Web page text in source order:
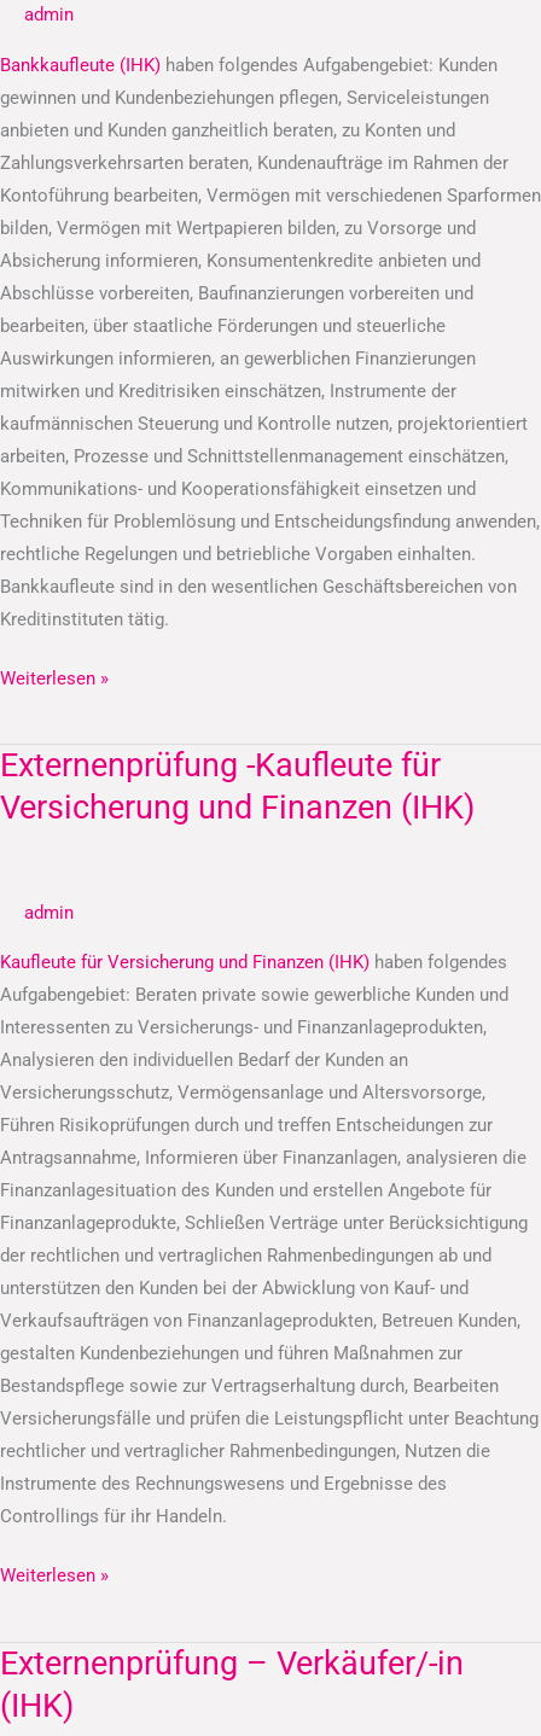
admin
Bankkaufleute (IHK) haben folgendes Aufgabengebiet: Kunden
gewinnen und Kundenbeziehungen pflegen, Serviceleistungen
anbieten und Kunden ganzheitlich beraten, zu Konten und
Zahlungsverkehrsarten beraten, Kundenaufträge im Rahmen der
Kontoführung bearbeiten, Vermögen mit verschiedenen Sparformen
bilden, Vermögen mit Wertpapieren bilden, zu Vorsorge und
Absicherung informieren, Konsumentenkredite anbieten und
Abschlüsse vorbereiten, Baufinanzierungen vorbereiten und
bearbeiten, über staatliche Förderungen und steuerliche
Auswirkungen informieren, an gewerblichen Finanzierungen
mitwirken und Kreditrisiken einschätzen, Instrumente der
kaufmännischen Steuerung und Kontrolle nutzen, projektorientiert
arbeiten, Prozesse und Schnittstellenmanagement einschätzen,
Kommunikations- und Kooperationsfähigkeit einsetzen und
Techniken für Problemlösung und Entscheidungsfindung anwenden,
rechtliche Regelungen und betriebliche Vorgaben einhalten.
Bankkaufleute sind in den wesentlichen Geschäftsbereichen von
Kreditinstituten tätig.
Weiterlesen »
Externenprüfung -Kaufleute für
Versicherung und Finanzen (IHK)
admin
Kaufleute für Versicherung und Finanzen (IHK) haben folgendes
Aufgabengebiet: Beraten private sowie gewerbliche Kunden und
Interessenten zu Versicherungs- und Finanzanlageprodukten,
Analysieren den individuellen Bedarf der Kunden an
Versicherungsschutz, Vermögensanlage und Altersvorsorge,
Führen Risikoprüfungen durch und treffen Entscheidungen zur
Antragsannahme, Informieren über Finanzanlagen, analysieren die
Finanzanlagesituation des Kunden und erstellen Angebote für
Finanzanlageprodukte, Schließen Verträge unter Berücksichtigung
der rechtlichen und vertraglichen Rahmenbedingungen ab und
unterstützen den Kunden bei der Abwicklung von Kauf- und
Verkaufsaufträgen von Finanzanlageprodukten, Betreuen Kunden,
gestalten Kundenbeziehungen und führen Maßnahmen zur
Bestandspflege sowie zur Vertragserhaltung durch, Bearbeiten
Versicherungsfälle und prüfen die Leistungspflicht unter Beachtung
rechtlicher und vertraglicher Rahmenbedingungen, Nutzen die
Instrumente des Rechnungswesens und Ergebnisse des
Controllings für ihr Handeln.
Externenprüfung
-
Kaufleute
und
Finanzen
(IHK)
Weiterlesen »
Externenprüfung – Verkäufer/-in
(IHK)
Externenprüfung
–
Verkäufer/-